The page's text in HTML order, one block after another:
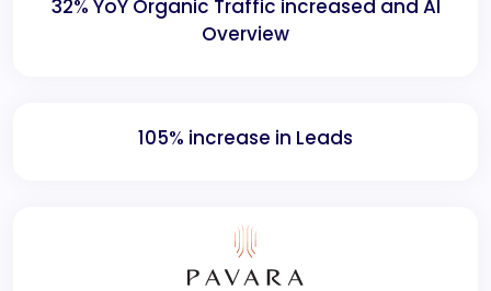
32% YoY Organic Traffic increased and AI
Overview
105% increase in Leads